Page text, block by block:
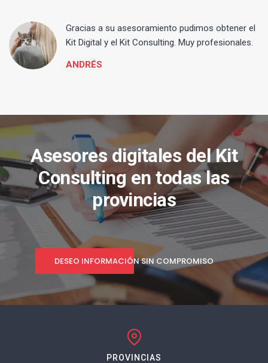
Gracias a su asesoramiento pudimos obtener el
Kit Digital y el Kit Consulting. Muy profesionales.
ANDRÉS
Asesores digitales del Kit
Consulting en todas las
provincias
DESEO INFORMACIÓN SIN COMPROMISO
PROVINCIAS